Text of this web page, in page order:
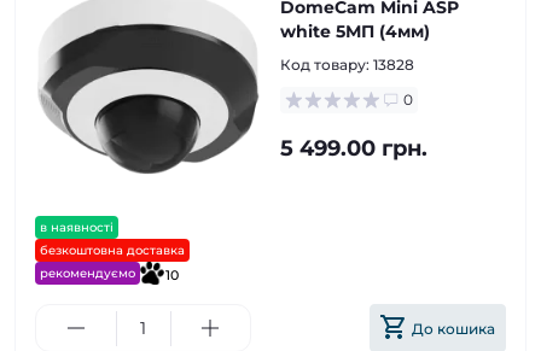
в наявності
безкоштовна доставка
рекомендуємо
10
DomeCam Mini ASP
white 5МП (4мм)
Код товару: 13828
0
5 499.00 грн.
До кошика